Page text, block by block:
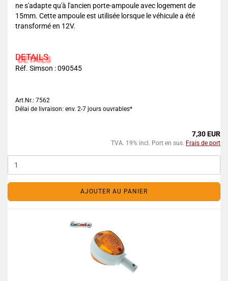
ne s'adapte qu'à l'ancien porte-ampoule avec logement de
15mm. Cette ampoule est utilisée lorsque le véhicule a été
transformé en 12V.
DETAILS
Réf. Simson : 090545
Art.Nr.: 7562
Délai de livraison: env. 2-7 jours ouvrables*
7,30 EUR
TVA. 19% incl. Port en sus. Frais de port
AJOUTER AU PANIER